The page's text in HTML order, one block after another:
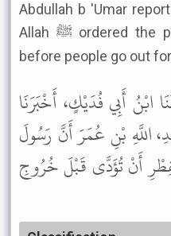
Abdullah b 'Umar
Allah ﷺ ordered the payment of Sadaqat-ul-Fitr
before people go out
ابْنُ أَبِي فُدَيْكٍ، أَخْبَرَنَا
اللَّهِ بْنِ عُمَرَ أَنَّ رَسُولَ
أَنْ تُؤَدَّى قَبْلَ خُرُوجِ